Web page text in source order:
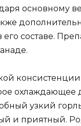
основному
составе.
консистенции
охлаждающее
узкий
и приятный.